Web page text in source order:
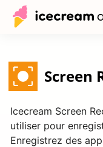
Produits
Screen
Icecream Screen
utiliser pour
Enregistrez des